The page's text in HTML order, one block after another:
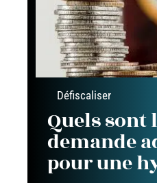
Défiscaliser
Quels sont
demande
pour une